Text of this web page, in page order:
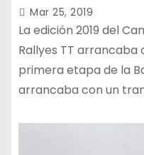
Mar 25, 2019
La edición 2019 del
Rallyes TT
primera etapa de la
arrancaba con un